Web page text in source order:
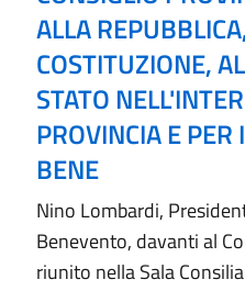
ALLA
COSTITUZIONE,
STATO
PROVINCIA E PER
BENE
Nino Lombardi,
Benevento, davanti al
riunito nella Sala